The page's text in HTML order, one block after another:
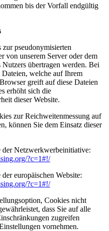
bis der Vorfall endgültig
pseudonymisierten
von unserem Server oder dem
übertragen werden. Bei
welche auf Ihrem
greift auf diese Dateien
erhöht sich die
dieser Website.
zur Reichweitenmessung auf
können Sie dem Einsatz dieser
Netzwerkwerbeinitiative:
?c=1#!/
europäischen Website:
?c=1#!/
Cookies nicht
dass Sie auf alle
zugreifen
vornehmen.